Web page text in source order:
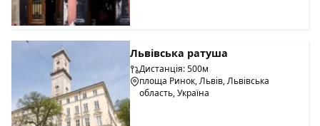
форми вікна. Фасад завершується профільованим
карнизом з кронштейнами. На першому поверсі у світлиці
будинок має орнаментовану світлицю з різьбленими у
камені віконними та дверними прорізами.
Львівська ратуша
Дистанція: 500м
площа Ринок, Львів, Львівська
область, Україна